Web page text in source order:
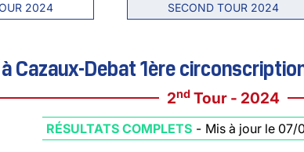
2024 SECOND TOUR 2024
Cazaux-Debat 1ère
2nd Tour - 2024
RÉSULTATS COMPLETS - Mis à jour le